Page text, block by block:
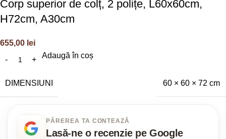
Corp superior de colț, 2 polițe, L60x60cm,
H72cm, A30cm
655,00 lei
Adaugă în coș
DIMENSIUNI 60 × 60 × 72 cm
PĂREREA TA CONTEAZĂ
Lasă-ne o recenzie pe Google